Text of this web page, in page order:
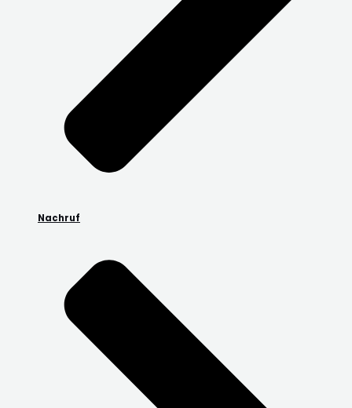
Nachruf